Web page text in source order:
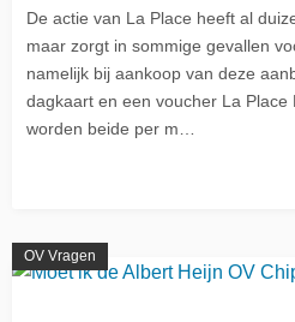
De actie van La Place heeft al
maar zorgt in sommige gevallen
namelijk bij aankoop van deze
dagkaart en een voucher La Place
worden beide per m…
OV Vragen